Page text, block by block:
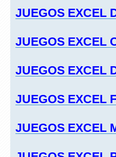
JUEGOS EXCEL
JUEGOS EXCEL
JUEGOS EXCEL
JUEGOS EXCEL
JUEGOS EXCEL